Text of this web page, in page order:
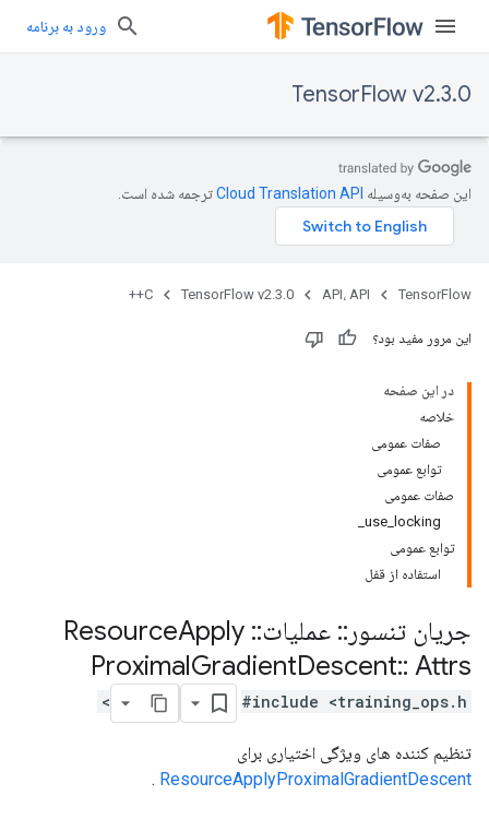
ورود به برنامه
TensorFlow v2.3.0
این صفحه به‌وسیله ترجمه شده است.
TensorFlow API، API TensorFlow v2.3.0
C++
این مرور مفید بود؟
در این صفحه
خلاصه
صفات عمومی
توابع عمومی
صفات عمومی
use_locking_
توابع عمومی
استفاده از قفل
جریان تنسور :: عملیات::
Apply
ProximalGradientDescent:: Attrs
#include <training_ops.h>
تنظیم کننده های ویژگی اختیاری برای
ResourceApplyProximalGradientDescent
.